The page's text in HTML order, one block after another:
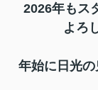
2026年もス
よろ
年始に日光の